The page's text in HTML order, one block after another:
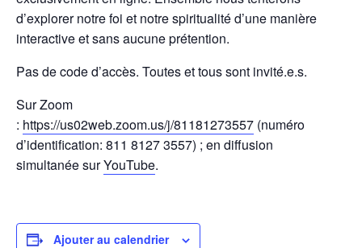
d’explorer notre foi et notre spiritualité d’une manière
interactive et sans aucune prétention.
Pas de code d’accès. Toutes et tous sont invité.e.s.
Sur Zoom
: https://us02web.zoom.us/j/81181273557 (numéro
d’identification: 811 8127 3557) ; en diffusion
simultanée surYouTube.
Ajouter au calendrier